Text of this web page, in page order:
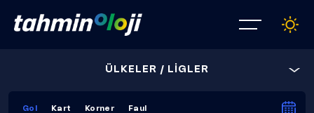
ÜLKELER / LİGLER
Gol Kart Korner Faul